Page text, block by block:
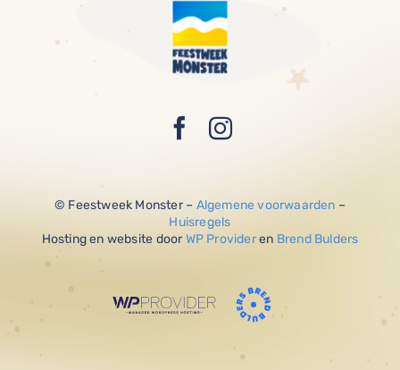
© Feestweek Monster – Algemene voorwaarden –
Huisregels
Hosting en website doorWP Provideren Brend Bulders